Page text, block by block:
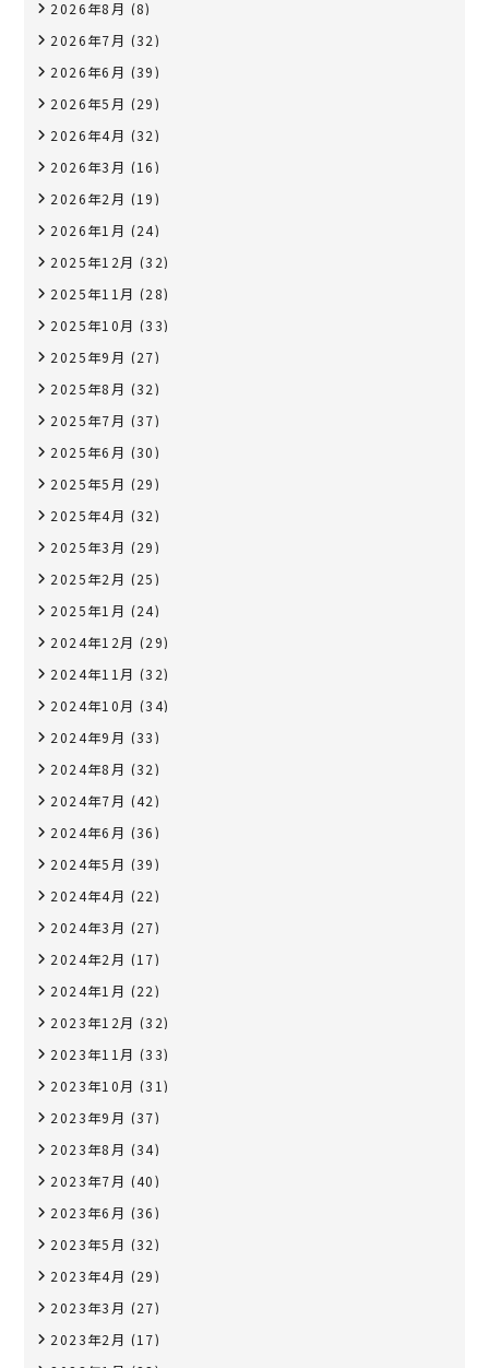
2026年8月 (8)
2026年7月 (32)
2026年6月 (39)
2026年5月 (29)
2026年4月 (32)
2026年3月 (16)
2026年2月 (19)
2026年1月 (24)
2025年12月 (32)
2025年11月 (28)
2025年10月 (33)
2025年9月 (27)
2025年8月 (32)
2025年7月 (37)
2025年6月 (30)
2025年5月 (29)
2025年4月 (32)
2025年3月 (29)
2025年2月 (25)
2025年1月 (24)
2024年12月 (29)
2024年11月 (32)
2024年10月 (34)
2024年9月 (33)
2024年8月 (32)
2024年7月 (42)
2024年6月 (36)
2024年5月 (39)
2024年4月 (22)
2024年3月 (27)
2024年2月 (17)
2024年1月 (22)
2023年12月 (32)
2023年11月 (33)
2023年10月 (31)
2023年9月 (37)
2023年8月 (34)
2023年7月 (40)
2023年6月 (36)
2023年5月 (32)
2023年4月 (29)
2023年3月 (27)
2023年2月 (17)